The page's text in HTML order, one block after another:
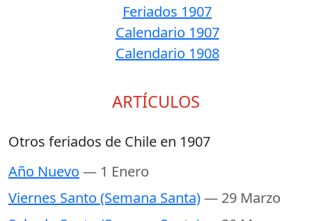
Feriados 1907
Calendario 1907
Calendario 1908
ARTÍCULOS
Otros feriados de Chile en 1907
Año Nuevo — 1 Enero
Viernes Santo (Semana Santa)— 29 Marzo